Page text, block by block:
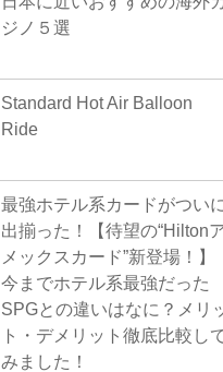
ジノ５選
Standard Hot Air Balloon
Ride
最強ホテル系カードがつい
出揃った！【待望の“Hilton
メックスカード”新登場！】
今までホテル系最強だった
SPGとの違いはなに？メリ
ト・デメリット徹底比較し
みました！